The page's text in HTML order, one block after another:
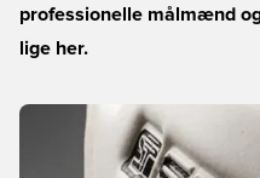
professionelle målmænd
lige her.